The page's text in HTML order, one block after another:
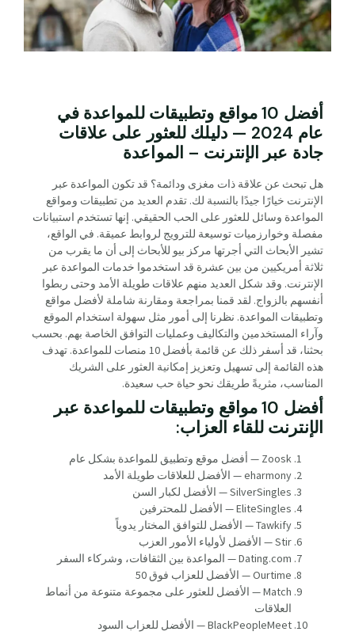
أفضل 10 مواقع وتطبيقات للمواعدة في
عام 2024 — دليلك للعثور على علاقات
جادة عبر الإنترنت – المواعدة
هل تبحث عن علاقة ذات مغزى ودائمة؟ قد تكون المواعدة عبر
الإنترنت خيارًا جيدًا بالنسبة لك. تقدم العديد من تطبيقات ومواقع
المواعدة وسائل للعثور على الحب الحقيقي. إنها تستخدم استبيانات
مفصلة وخوارزميات توسيعة للترويج لروابط عميقة. في الواقع،
تشير الأبحاث التي أجرتها مركز بيو للأبحاث إلى أن ما يقرب من
ثلاثة أمريكيين من بين عشرة قد استخدموا خدمات المواعدة عبر
الإنترنت. وقد شكل العديد منهم علاقات طويلة الأمد وحتى ربطوا
أنفسهم بالزواج. لقد قمنا بمراجعة ومقارنة شاملة لأفضل مواقع
وتطبيقات المواعدة. نظرنا إلى أمور مثل سهولة استخدام الموقع
وآراء المستخدمين والتكاليف وعمليات التوافق الخاصة بهم. بحسب
بحثنا، قد أسفر ذلك عن قائمة بأفضل 10 منصات للمواعدة. تهدف
هذه القائمة إلى تسهيل وتعزيز إمكانية العثور على الشريك
المناسب، مثريةً طريقك نحو حياة حب سعيدة.
أفضل 10 مواقع وتطبيقات للمواعدة عبر
الإنترنت للقاء العزاب:
Zoosk — أفضل موقع وتطبيق للمواعدة بشكل عام
eharmony — الأفضل للعلاقات طويلة الأمد
SilverSingles — الأفضل لكبار السن
EliteSingles — الأفضل للمحترفين
Tawkify — الأفضل للتوافق المختار يدوياً
Stir — الأفضل لأولياء الأمور العزب
Dating.com — المواعدة بين الثقافات، وشركاء السفر
Ourtime — الأفضل للعزاب فوق 50
Match — الأفضل للعثور على مجموعة متنوعة من أنماط
العلاقات
BlackPeopleMeet — الأفضل للعزاب السود